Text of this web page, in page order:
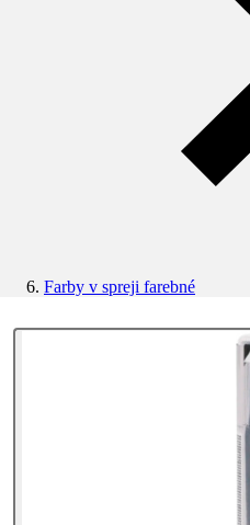
Farby v spreji farebné